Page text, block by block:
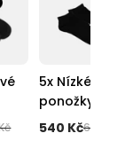
5x Nízké
ponožky
540 Kč600 Kč